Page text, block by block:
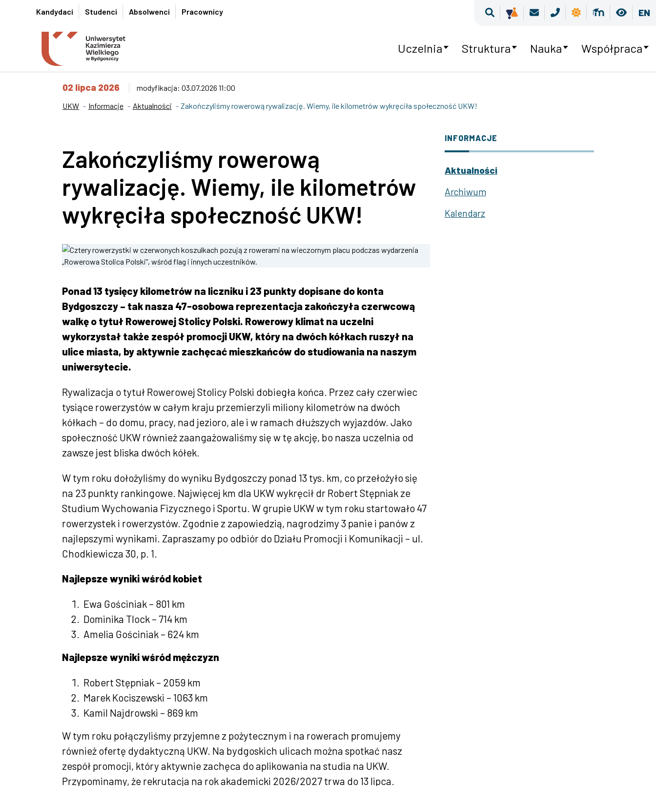
Przejdź do wyszukiwarki
Przejdź do treści
Przejdź do stopki - Kontakt
Kandydaci Studenci Absolwenci Pracownicy Wyszukiwarka
Kultura równości
PocztaKontaktPogodaMoodle EN
Uczelnia Struktura Nauka Współpraca
02 lipca 2026
modyfikacja: 03.07.2026 11:00
UKW
Informacje Aktualności Zakończyliśmy rowerową rywalizację. Wiemy, ile kilometrów wykręciła społeczność UKW!
Zakończyliśmy rowerową
rywalizację. Wiemy, ile kilometrów
wykręciła społeczność UKW!
Ponad 13 tysięcy kilometrów na liczniku i 23 punkty dopisane do konta
Bydgoszczy – tak nasza 47-osobowa reprezentacja zakończyła czerwcową
walkę o tytuł Rowerowej Stolicy Polski. Rowerowy klimat na uczelni
wykorzystał także zespół promocji UKW, który na dwóch kółkach ruszył na
ulice miasta, by aktywnie zachęcać mieszkańców do studiowania na naszym
uniwersytecie.
Rywalizacja o tytuł Rowerowej Stolicy Polski dobiegła końca. Przez cały czerwiec
tysiące rowerzystów w całym kraju przemierzyli miliony kilometrów na dwóch
kółkach – do domu, pracy, nad jezioro, ale i w ramach dłuższych wyjazdów. Jako
społeczność UKW również zaangażowaliśmy się w tę akcję, bo nasza uczelnia od
zawsze jest bliska dwóch kółek.
W tym roku dołożyliśmy do wyniku Bydgoszczy ponad 13 tys. km, co przełożyło się
na 23 punkty rankingowe. Najwięcej km dla UKW wykręcił dr Robert Stępniak ze
Studium Wychowania Fizycznego i Sportu. W grupie UKW w tym roku startowało 47
rowerzystek i rowerzystów. Zgodnie z zapowiedzią, nagrodzimy 3 panie i panów z
najlepszymi wynikami. Zapraszamy po odbiór do Działu Promocji i Komunikacji – ul.
Chodkiewicza 30, p. 1.
Najlepsze wyniki wśród kobiet
Ewa Gościniak – 801 km
Dominika Tlock – 714 km
Amelia Gościniak – 624 km
Najlepsze wyniki wśród mężczyzn
Robert Stępniak – 2059 km
Marek Kociszewski – 1063 km
Kamil Najdrowski – 869 km
W tym roku połączyliśmy przyjemne z pożytecznym i na rowerach promujemy
również ofertę dydaktyczną UKW. Na bydgoskich ulicach można spotkać nasz
zespół promocji, który aktywnie zachęca do aplikowania na studia na UKW.
Przypominamy, że rekrutacja na rok akademicki 2026/2027 trwa do 13 lipca.
INFORMACJE
Aktualności
Archiwum
Kalendarz